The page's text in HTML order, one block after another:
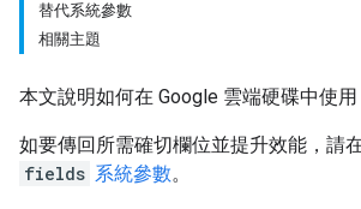
替代系統參數
相關主題
本文說明如何在 Google 雲端硬碟中使用
如要傳回所需確切欄位並提升效能，請
fields 系統參數。